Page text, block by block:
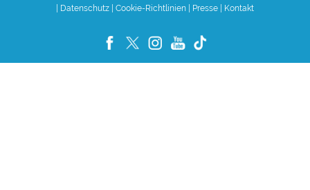
Datenschutz Cookie-Richtlinien Presse Kontakt